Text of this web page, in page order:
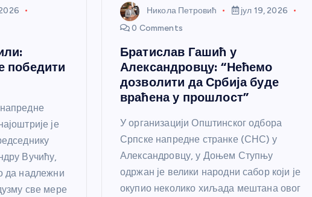
победити
је
Вучићу,
да надлежни
све мере
Никола Петровић
јул 19, 2026
0 Comments
Братислав Гашић у
Александровцу: “Нећемо
дозволити да Србија буде
враћена у прошлост”
У организацији Општинског одбора
Српске напредне странке (СНС) у
Александровцу, у Доњем Ступњу
одржан је велики народни сабор који је
окупио неколико хиљада мештана овог